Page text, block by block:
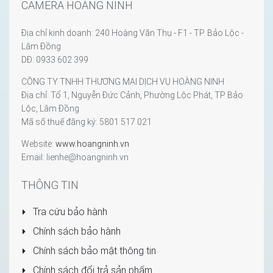
CAMERA HOÀNG NINH
Địa chỉ kinh doanh: 240 Hoàng Văn Thụ - F1 - TP. Bảo Lộc -
Lâm Đồng
DĐ: 0933 602 399
CÔNG TY TNHH THƯƠNG MẠI DỊCH VỤ HOÀNG NINH
Địa chỉ: Tổ 1, Nguyễn Đức Cảnh, Phường Lộc Phát, TP Bảo
Lộc, Lâm Đồng
Mã số thuế đăng ký: 5801 517 021
Website: www.hoangninh.vn
Email: lienhe@hoangninh.vn
THÔNG TIN
Tra cứu bảo hành
Chính sách bảo hành
Chính sách bảo mật thông tin
Chính sách đổi trả sản phẩm